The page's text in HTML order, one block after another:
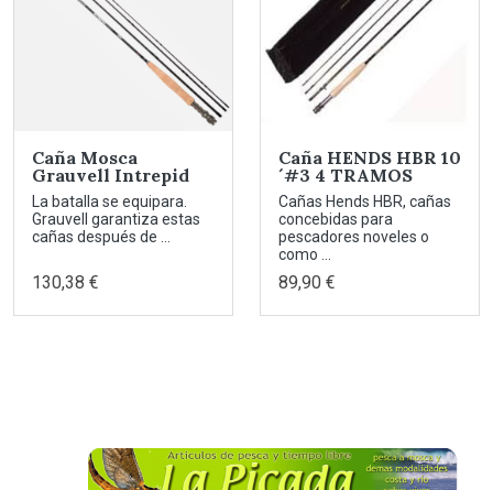
Caña Mosca
Grauvell Intrepid
La batalla se equipara.
Grauvell garantiza estas
cañas después de ...
130,38 €
Caña HENDS HBR 10
´#3 4 TRAMOS
Cañas Hends HBR, cañas
concebidas para
pescadores noveles o
como ...
89,90 €